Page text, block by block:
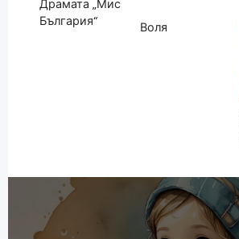
Драмата „Мис
България“
Воля
Навигация